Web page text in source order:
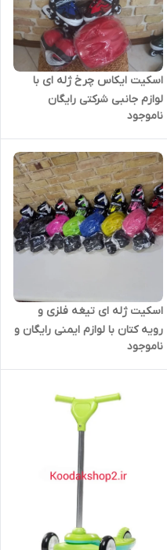
اسکیت ایکاس چرخ ژله ای با
لوازم جانبی شرکتی رایگان
ناموجود
اسکیت ژله ای تیغه فلزی و
رویه کتان با لوازم ایمنی رایگان و
کوله فوتبالی
ناموجود